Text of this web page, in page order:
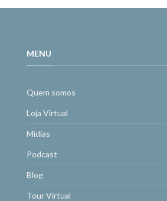
MENU
Quem somos
Loja Virtual
Mídias
Podcast
Blog
Tour Virtual